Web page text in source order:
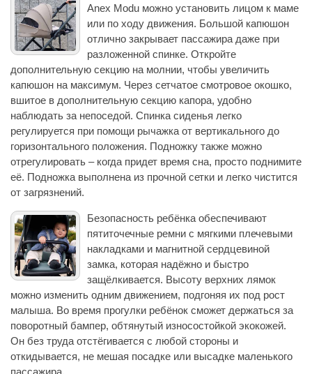
Anex Modu можно установить лицом к маме
или по ходу движения. Большой капюшон
отлично закрывает пассажира даже при
разложенной спинке. Откройте
дополнительную секцию на молнии, чтобы увеличить
капюшон на максимум. Через сетчатое смотровое окошко,
вшитое в дополнительную секцию капора, удобно
наблюдать за непоседой. Спинка сиденья легко
регулируется при помощи рычажка от вертикального до
горизонтального положения. Подножку также можно
отрегулировать – когда придет время сна, просто поднимите
её. Подножка выполнена из прочной сетки и легко чистится
от загрязнений.
Безопасность ребёнка обеспечивают
пятиточечные ремни с мягкими плечевыми
накладками и магнитной сердцевиной
замка, которая надёжно и быстро
защёлкивается. Высоту верхних лямок
можно изменить одним движением, подгоняя их под рост
малыша. Во время прогулки ребёнок сможет держаться за
поворотный бампер, обтянутый износостойкой экокожей.
Он без труда отстёгивается с любой стороны и
откидывается, не мешая посадке или высадке маленького